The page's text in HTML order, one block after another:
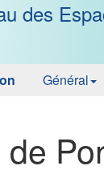
des
Général
de